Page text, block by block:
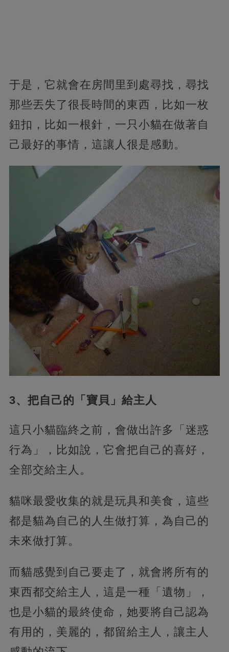
于是，它就會在房間里到處尋找，尋找
那些丟失了很長時間的東西，比如一枚
鈕扣，比如一根針，一只小貓在做著自
己最好的事情，這讓人很是感動。
3、把自己的「寶貝」給主人
這只小貓臨終之前，會做出許多「迷惑
行為」，比如說，它會把自己的喜好，
全部交給主人。
貓咪最愛收集的就是玩具和美食，這些
都是貓為自己的人生做打算，為自己的
未來做打算。
而貓感覺到自己要走了，就會將所有的
東西都交給主人，這是一種「遺物」，
也是小貓的最終使命，她要將自己認為
有用的，美麗的，都留給主人，讓主人